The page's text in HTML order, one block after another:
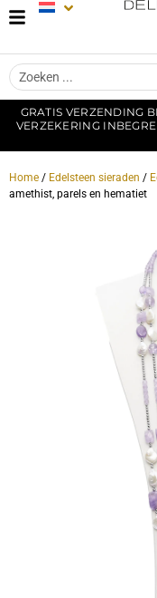
GRATIS VERZENDING
VERZEKERING
Home / Edelsteen sieraden /
amethist, parels en hematiet